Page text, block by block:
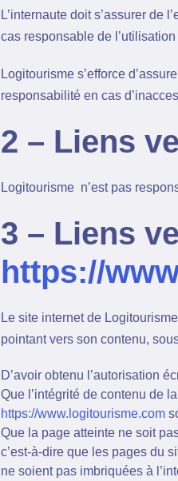
L’internaute doit s’assurer de
cas responsable de
Logitourisme s’efforce
responsabilité en cas
2 – Liens
Logitourisme n’est pas
3 – Liens
https://
Le site internet de
pointant vers son contenu,
D’avoir obtenu l’autorisation
Que l’intégrité de contenu de
https://www.logitourisme.com
Que la page atteinte ne soit
c’est-à-dire que les pages du
ne soient pas imbriquées à